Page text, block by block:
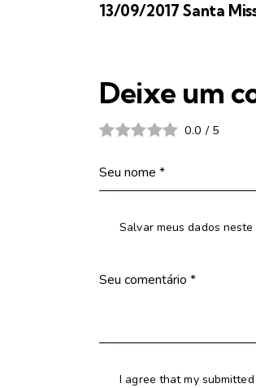
13/09/2017 Santa
Deixe um
0.0 / 5
Salvar meus dados
I agree that my